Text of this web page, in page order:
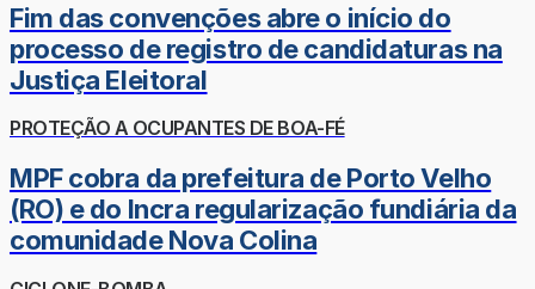
Fim das convenções abre o início do
processo de registro de candidaturas na
Justiça Eleitoral
PROTEÇÃO A OCUPANTES DE BOA-FÉ
MPF cobra da prefeitura de Porto Velho
(RO) e do Incra regularização fundiária da
comunidade Nova Colina